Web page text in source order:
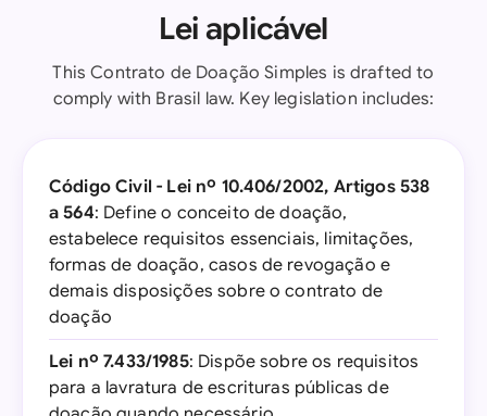
Lei aplicável
This Contrato de Doação Simples is drafted to
comply with Brasil law. Key legislation includes:
Código Civil - Lei nº 10.406/2002, Artigos 538
a 564: Define o conceito de doação,
estabelece requisitos essenciais, limitações,
formas de doação, casos de revogação e
demais disposições sobre o contrato de
doação
Lei nº 7.433/1985: Dispõe sobre os requisitos
para a lavratura de escrituras públicas de